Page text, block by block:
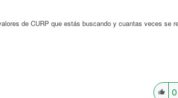
de CURP que estás buscando y cuantas veces se
0